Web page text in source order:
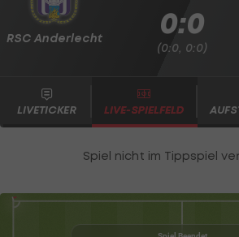
RSC Anderlecht 0:0
(0:0, 0:0)
LIVETICKER LIVE-SPIELFELD